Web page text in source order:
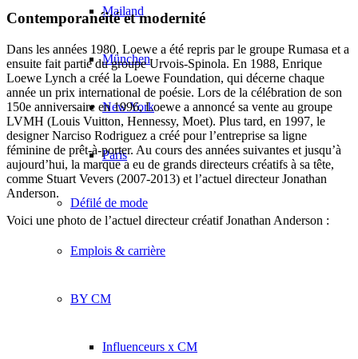
Mailand
München
New York
Paris
Défilé de mode
Emplois & carrière
BY CM
Influenceurs x CM
Contemporanéité et modernité
Dans les années 1980, Loewe a été repris par le groupe Rumasa et a
ensuite fait partie du groupe Urvois-Spinola. En 1988, Enrique
Loewe Lynch a créé la Loewe Foundation, qui décerne chaque
année un prix international de poésie. Lors de la célébration de son
150e anniversaire en 1996, Loewe a annoncé sa vente au groupe
LVMH (Louis Vuitton, Hennessy, Moet). Plus tard, en 1997, le
designer Narciso Rodriguez a créé pour l’entreprise sa ligne
féminine de prêt-à-porter. Au cours des années suivantes et jusqu’à
aujourd’hui, la marque a eu de grands directeurs créatifs à sa tête,
comme Stuart Vevers (2007-2013) et l’actuel directeur Jonathan
Anderson.
Voici une photo de l’actuel directeur créatif Jonathan Anderson :